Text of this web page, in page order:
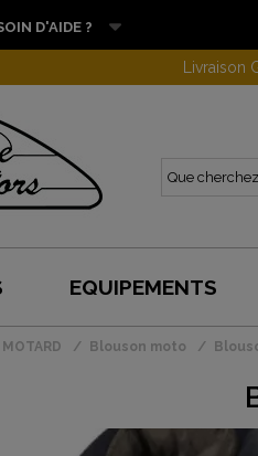
D'AIDE ?
EQUIPEMENTS
Blouson moto